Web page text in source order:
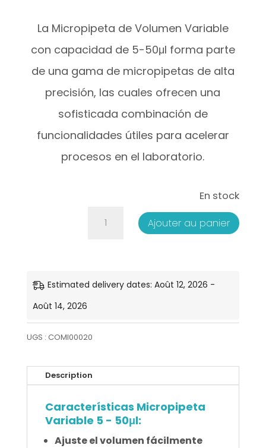
La Micropipeta de Volumen Variable
con capacidad de 5-50μl forma parte
de una gama de micropipetas de alta
precisión, las cuales ofrecen una
sofisticada combinación de
funcionalidades útiles para acelerar
procesos en el laboratorio.
En stock
quantité
Variable
50μl
Ajouter au panier
Estimated delivery dates: Août 12, 2026 -
Août 14, 2026
UGS : COMI00020
Description
Características Micropipeta
Variable 5 - 50μl:
Ajuste el volumen fácilmente